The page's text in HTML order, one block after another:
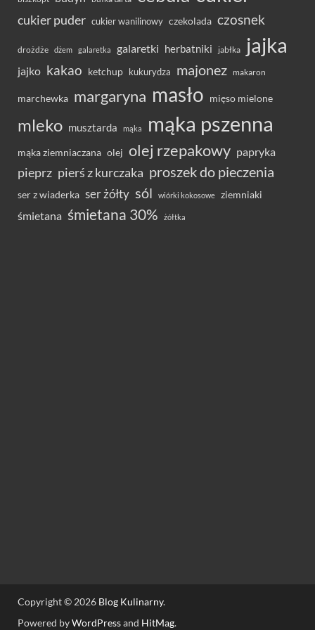
cukier puder cukier wanilinowy czekolada czosnek
drożdże dżem galaretka galaretki herbatniki jabłka jajka
jajko kakao ketchup kukurydza majonez makaron
marchewka margaryna masło mięso mielone
mleko musztarda mąka mąka pszenna
mąka ziemniaczana olej olej rzepakowy papryka
pieprz pierś z kurczaka proszek do pieczenia
ser z wiaderka ser żółty sól wiórki kokosowe ziemniaki
śmietana śmietana 30% żółtka
Copyright © 2026 Blog Kulinarny.
Powered byWordPressand HitMag.